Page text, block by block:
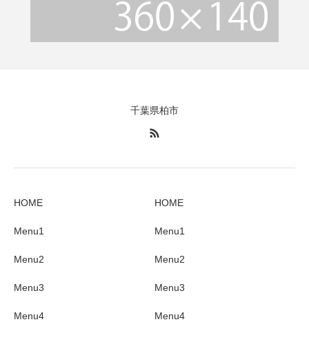
千葉県柏市
HOME
Menu1
Menu2
Menu3
Menu4
HOME
Menu1
Menu2
Menu3
Menu4